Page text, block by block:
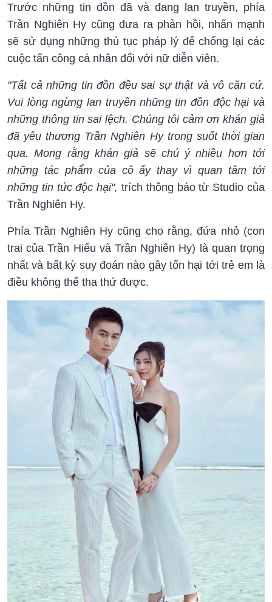
Trước những tin đồn đã và đang lan truyền, phía
Trần Nghiên Hy cũng đưa ra phản hồi, nhấn mạnh
sẽ sử dụng những thủ tục pháp lý để chống lại các
cuộc tấn công cá nhân đối với nữ diễn viên.
"Tất cả những tin đồn đều sai sự thật và vô căn cứ.
Vui lòng ngừng lan truyền những tin đồn độc hại và
những thông tin sai lệch. Chúng tôi cảm ơn khán giả
đã yêu thương Trần Nghiên Hy trong suốt thời gian
qua. Mong rằng khán giả sẽ chú ý nhiều hơn tới
những tác phẩm của cô ấy thay vì quan tâm tới
những tin tức độc hại", trích thông báo từ Studio của
Trần Nghiên Hy.
Phía Trần Nghiên Hy cũng cho rằng, đứa nhỏ (con
trai của Trần Hiểu và Trần Nghiên Hy) là quan trọng
nhất và bất kỳ suy đoán nào gây tổn hại tới trẻ em là
điều không thể tha thứ được.